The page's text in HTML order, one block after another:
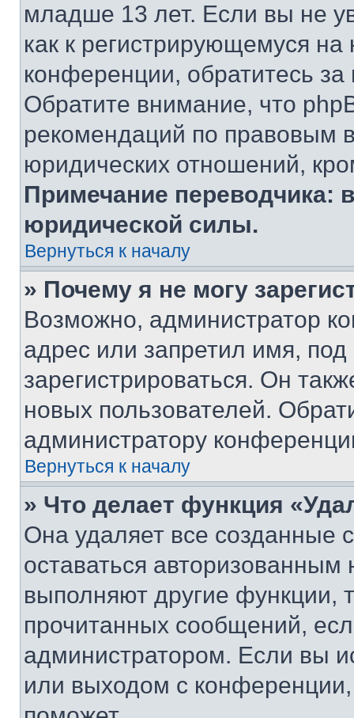
младше 13 лет. Если вы не
как к регистрирующемуся
конференции, обратитесь
Обратите внимание, что
рекомендаций по правовым
юридических отношений,
Примечание переводчика:
юридической силы.
Вернуться к началу
» Почему я не могу
Возможно, администратор
адрес или запретил имя,
зарегистрироваться. Он
новых пользователей.
администратору
Вернуться к началу
» Что делает функция
Она удаляет все созданные
оставаться
выполняют другие функции,
прочитанных сообщений,
администратором. Если вы
или выходом с